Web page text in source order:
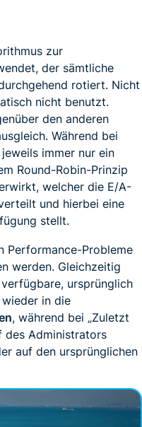
zur
der sämtliche
rotiert. Nicht
nicht benutzt.
den anderen
Während bei
jeweils immer nur ein
Round-Robin-Prinzip
welcher die E/A-
und hierbei eine
stellt.
Performance-Probleme
werden. Gleichzeitig
ursprünglich
wieder in die
, während bei „Zuletzt
des Administrators
auf den ursprünglichen